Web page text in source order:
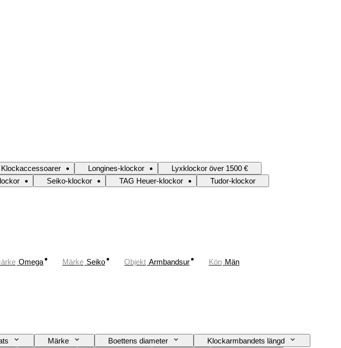
Klockaccessoarer Longines-klockor
Lyxklockor över 1500 €
Seiko-klockor TAG Heuer-klockor
Tudor-klockor
Omega Märke Seiko Objekt Armbandsur Kön Män
Märke Boettens diameter
Klockarmbandets längd